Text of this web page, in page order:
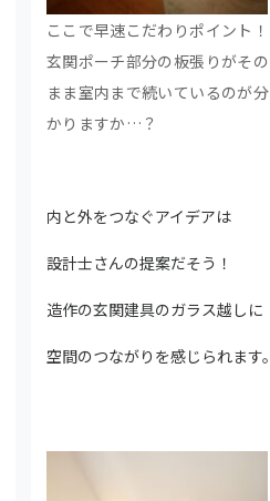
ここで早速こだわりポイント！
玄関ポーチ部分の板張りがその
まま室内まで続いているのが分
かりますか…？
内と外をつなぐアイデアは
設計士さんの提案だそう！
造作の玄関建具のガラス越しに
空間のつながりを感じられます。